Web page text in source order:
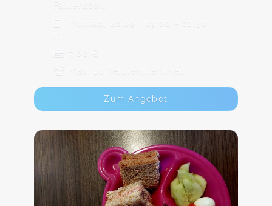
Falkenstein
Montag, 28.09., 09:00 - 10:30
7,00 €
Max. 10 TeilnehmerInnen
Zum Angebot